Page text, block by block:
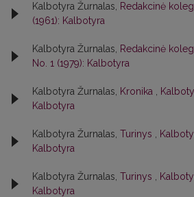
Kalbotyra Žurnalas, Redakcinė
(1961): Kalbotyra
Kalbotyra Žurnalas, Redakcinė
No. 1 (1979): Kalbotyra
Kalbotyra Žurnalas, Kronika
Kalbotyra
Kalbotyra Žurnalas, Turinys
Kalbotyra
Kalbotyra Žurnalas, Turinys
Kalbotyra